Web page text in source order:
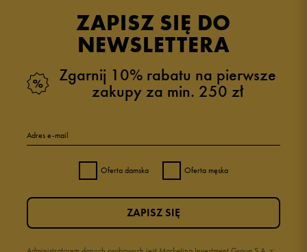
ZAPISZ SIĘ DO
NEWSLETTERA
Zgarnij 10% rabatu na pierwsze
zakupy za min. 250 zł
Adres e-mail
Oferta damska Oferta męska
ZAPISZ SIĘ